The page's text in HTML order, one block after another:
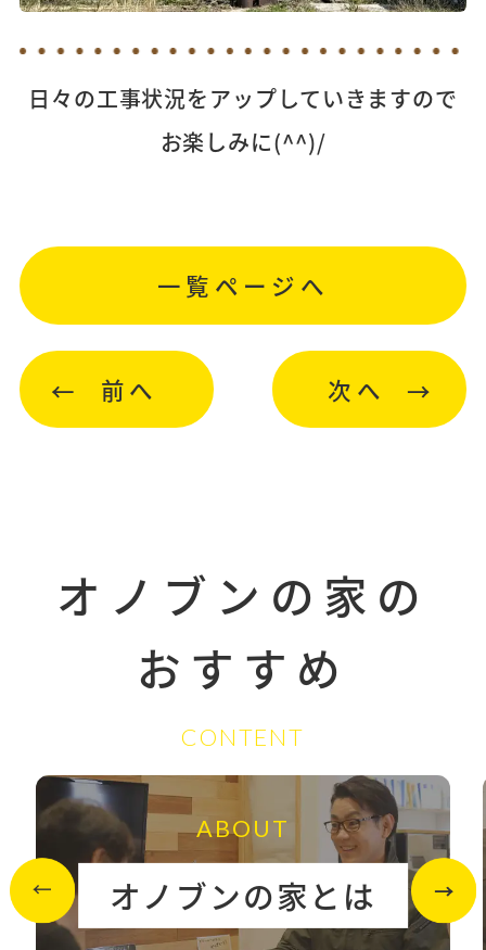
日々の工事状況をアップしていきますので
お楽しみに(^^)/
前へ
一覧ページへ
次へ
オノブンの家の
おすすめ
CONTENT
ABOUT
オノブンの家とは